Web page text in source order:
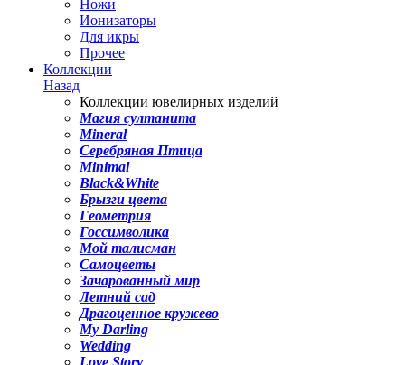
Ножи
Ионизаторы
Для икры
Прочее
Коллекции
Назад
Коллекции ювелирных изделий
Магия султанита
Mineral
Серебряная Птица
Minimal
Black&White
Брызги цвета
Геометрия
Госсимволика
Мой талисман
Самоцветы
Зачарованный мир
Летний сад
Драгоценное кружево
My Darling
Wedding
Love Story